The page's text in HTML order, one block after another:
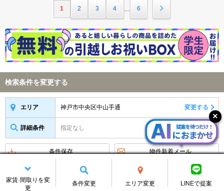
1 2 3 4 6
家賃·間取りを変
更
条件変更 エリア変更 LINEで提案
検索条件を変更する
エリア 神戸市中央区中山手通 変更する
詳細条件 指定なし 変更する
条件保存 物件新着メール
アイコンの説明